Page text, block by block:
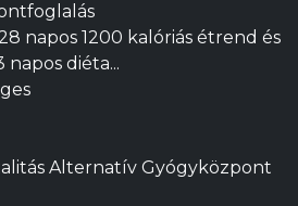
napos 1200 kalóriás étrend és
diéta...
Alternatív Gyógyközpont